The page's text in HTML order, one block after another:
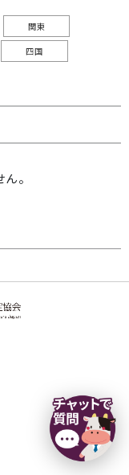
関東
四国
。